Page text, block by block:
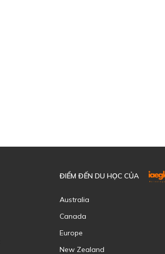
ĐIỂM ĐẾN DU HỌC CỦA
Australia
Canada
Europe
New Zealand